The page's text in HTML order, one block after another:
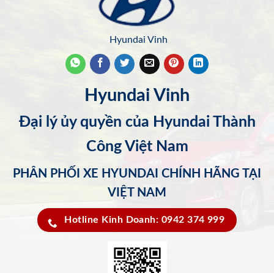
Hyundai Vinh
Hyundai Vinh
Đại lý ủy quyền của Hyundai Thành
Công Việt Nam
PHÂN PHỐI XE HYUNDAI CHÍNH HÃNG TẠI
VIỆT NAM
Hotline Kinh Doanh: 0942 374 999